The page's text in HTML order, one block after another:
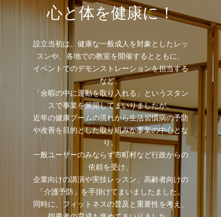
心と体を健康に！
設立当初は、健康な一般成人を対象としたレッ
スンや、各地での教室を開催するとともに、
イベントでのデモンストレーションを担当する
など、
「余暇の中に運動を取り入れる」というスタン
スで事業を展開してまいりましたが、
近年の健康ブームの流れから生活習慣病の予防
や改善を目的とした取り組みが事業の中心とな
り、
一般ユーザーのみならず市町村など行政からの
依頼を受け、
企業向けの講演や実技レッスン、高齢者向けの
「介護予防」を手掛けてまいましたました。
同時に、フィットネスの普及と重要性を考え、